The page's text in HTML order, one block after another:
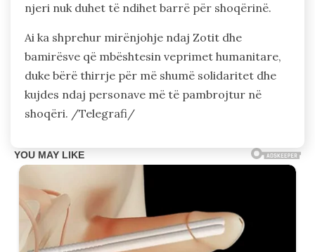
njeri nuk duhet të ndihet barrë për shoqërinë.
Ai ka shprehur mirënjohje ndaj Zotit dhe
bamirësve që mbështesin veprimet humanitare,
duke bërë thirrje për më shumë solidaritet dhe
kujdes ndaj personave më të pambrojtur në
shoqëri. /Telegrafi/